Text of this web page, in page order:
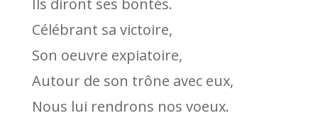
Célébrant sa victoire,
Son oeuvre expiatoire,
Autour de son trône avec eux,
Nous lui rendrons nos voeux.